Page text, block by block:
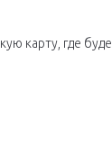
карту, где